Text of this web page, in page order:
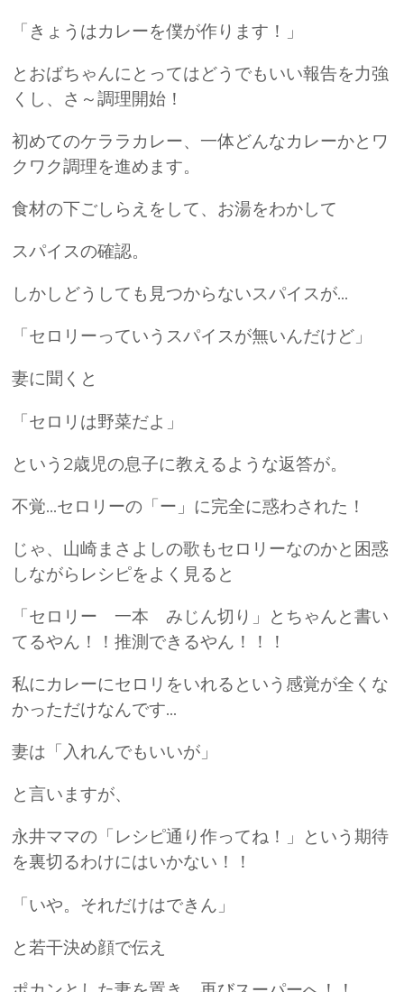
「きょうはカレーを僕が作ります！」
とおばちゃんにとってはどうでもいい報告を力強
くし、さ～調理開始！
初めてのケララカレー、一体どんなカレーかとワ
クワク調理を進めます。
食材の下ごしらえをして、お湯をわかして
スパイスの確認。
しかしどうしても見つからないスパイスが…
「セロリーっていうスパイスが無いんだけど」
妻に聞くと
「セロリは野菜だよ」
という2歳児の息子に教えるような返答が。
不覚…セロリーの「ー」に完全に惑わされた！
じゃ、山崎まさよしの歌もセロリーなのかと困惑
しながらレシピをよく見ると
「セロリー 一本 みじん切り」とちゃんと書い
てるやん！！推測できるやん！！！
私にカレーにセロリをいれるという感覚が全くな
かっただけなんです…
妻は「入れんでもいいが」
と言いますが、
永井ママの「レシピ通り作ってね！」という期待
を裏切るわけにはいかない！！
「いや。それだけはできん」
と若干決め顔で伝え